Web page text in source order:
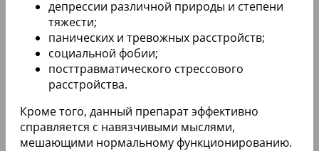
депрессии различной природы и степени
тяжести;
панических и тревожных расстройств;
социальной фобии;
посттравматического стрессового
расстройства.
Кроме того, данный препарат эффективно
справляется с навязчивыми мыслями,
мешающими нормальному функционированию.